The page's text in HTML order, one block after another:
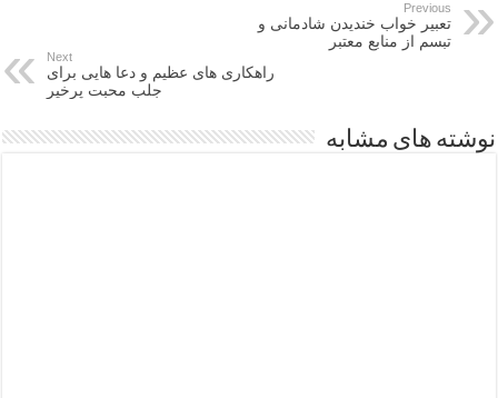
Previous
تعبیر خواب خندیدن شادمانی و
تبسم از منابع معتبر
Next
راهکاری های عظیم و دعا هایی برای
جلب محبت پرخیر
نوشته های مشابه